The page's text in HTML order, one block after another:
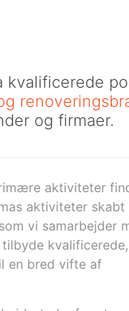
kvalificerede
og firmaer.
aktiviteter
aktiviteter skabt
vi samarbejder
kvalificerede,
en bred vifte af